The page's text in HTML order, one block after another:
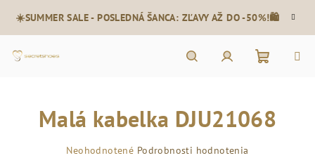
obsah
☀️SUMMER SALE - POSLEDNÁ ŠANCA: ZĽAVY AŽ DO -50%!🛍️
košík
Malá kabelka DJU21068
Priemerné
Neohodnotené Podrobnosti hodnotenia